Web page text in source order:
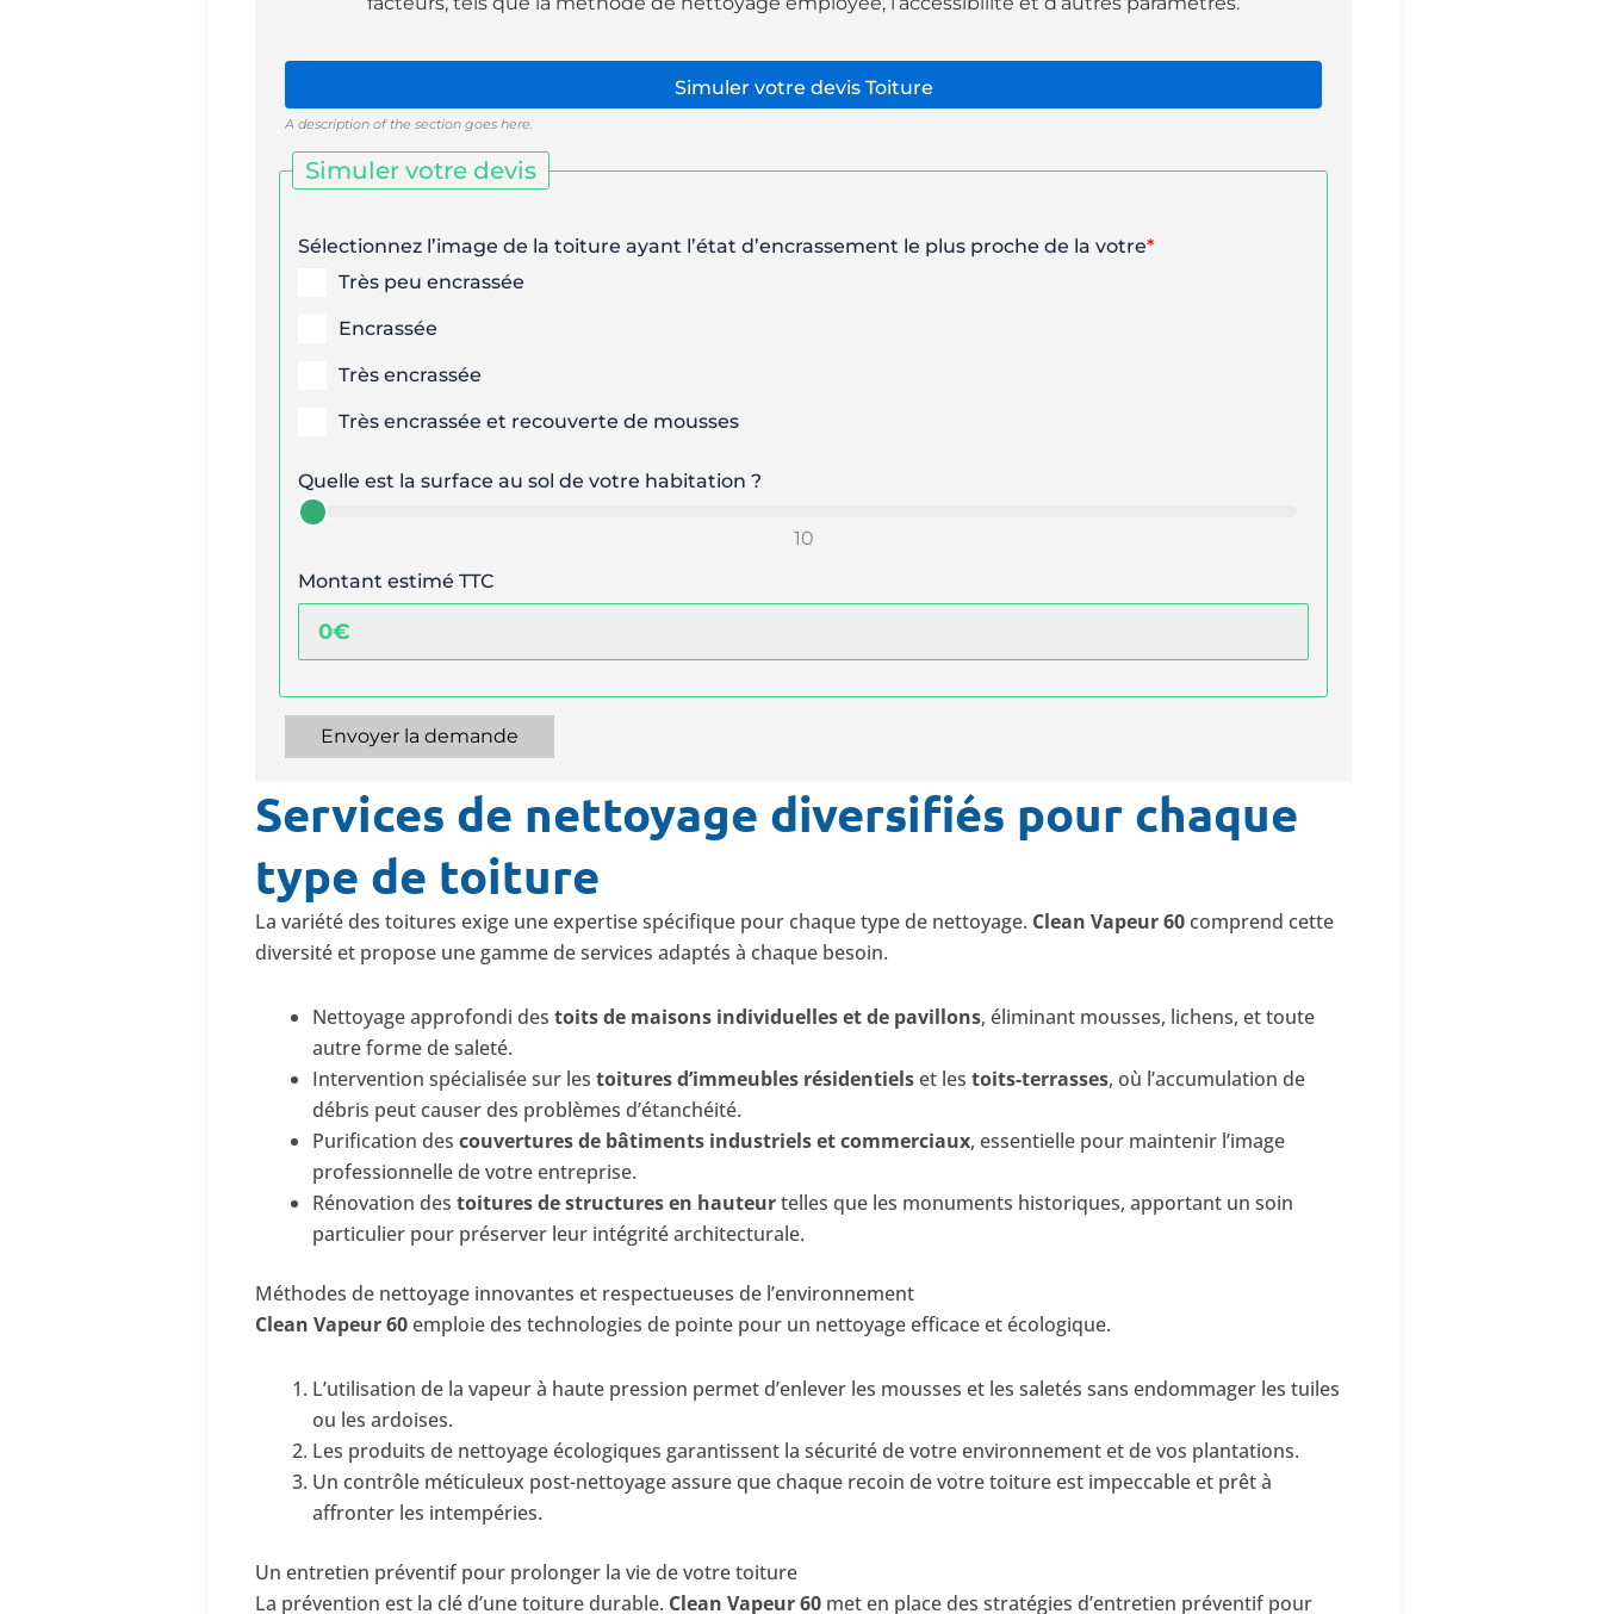
A description of the section goes here.
Simuler votre devis
Sélectionnez l’image de la toiture ayant l’état d’encrassement le plus proche de la votre*
Très peu encrassée
Encrassée
Très encrassée
Très encrassée et recouverte de mousses
Quelle est la surface au sol de votre habitation ?
10
Montant estimé TTC
Envoyer la demande
Services de nettoyage diversifiés pour chaque
type de toiture
La variété des toitures exige une expertise spécifique pour chaque type de nettoyage. Clean Vapeur 60comprend cette
diversité et propose une gamme de services adaptés à chaque besoin.
Nettoyage approfondi des toits de maisons individuelles et de pavillons, éliminant mousses, lichens, et toute
autre forme de saleté.
Intervention spécialisée sur les toitures d’immeubles résidentielset les toits-terrasses, où l’accumulation de
débris peut causer des problèmes d’étanchéité.
Purification des couvertures de bâtiments industriels et commerciaux, essentielle pour maintenir l’image
professionnelle de votre entreprise.
Rénovation des toitures de structures en hauteurtelles que les monuments historiques, apportant un soin
particulier pour préserver leur intégrité architecturale.
Méthodes de nettoyage innovantes et respectueuses de l’environnement
Clean Vapeur 60emploie des technologies de pointe pour un nettoyage efficace et écologique.
L’utilisation de la vapeur à haute pression permet d’enlever les mousses et les saletés sans endommager les tuiles
ou les ardoises.
Les produits de nettoyage écologiques garantissent la sécurité de votre environnement et de vos plantations.
Un contrôle méticuleux post-nettoyage assure que chaque recoin de votre toiture est impeccable et prêt à
affronter les intempéries.
Un entretien préventif pour prolonger la vie de votre toiture
La prévention est la clé d’une toiture durable. Clean Vapeur 60 met en place des stratégies d’entretien préventif pour